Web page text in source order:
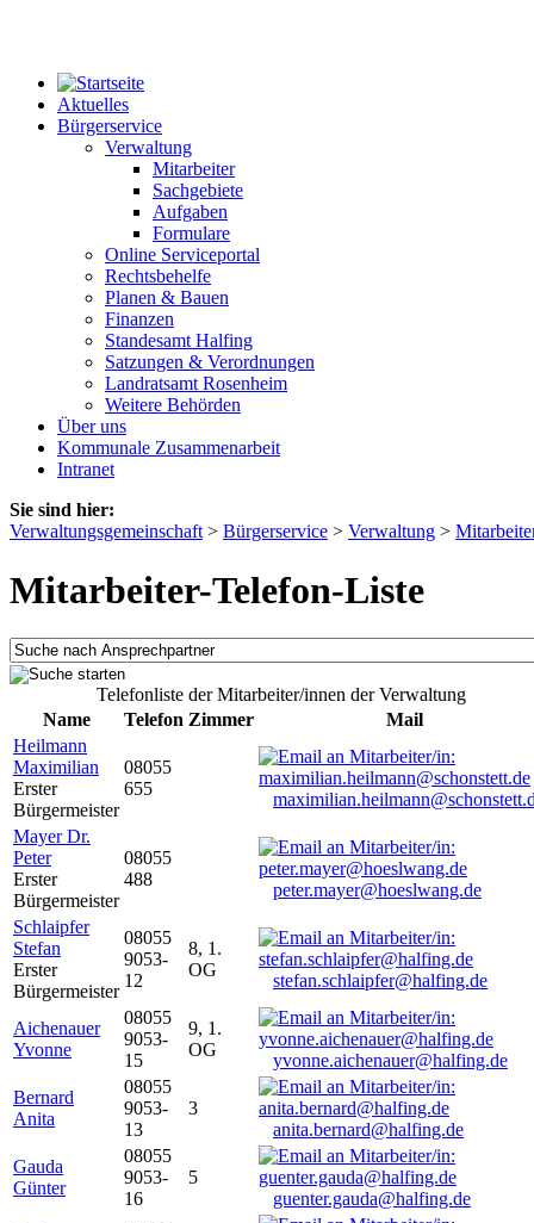
Aktuelles
Bürgerservice
Verwaltung
Mitarbeiter
Sachgebiete
Aufgaben
Formulare
Online Serviceportal
Rechtsbehelfe
Planen & Bauen
Finanzen
Standesamt Halfing
Satzungen & Verordnungen
Landratsamt Rosenheim
Weitere Behörden
Über uns
Kommunale Zusammenarbeit
Intranet
Sie sind hier:
Verwaltungsgemeinschaft > Bürgerservice > Verwaltung >
Mitarbeiter-Telefon-Liste
Telefonliste der Mitarbeiter/innen der Verwaltung
Name
Telefon Zimmer
Mail
Heilmann
Maximilian
Erster
Bürgermeister
08055
655
Mayer Dr.
Peter
Erster
Bürgermeister
08055
488
peter.mayer@hoeslwang.de
Schlaipfer
Stefan
Erster
Bürgermeister
08055
9053-
12
8, 1.
OG
stefan.schlaipfer@halfing.de
Aichenauer
Yvonne
08055
9053-
15
9, 1.
OG
yvonne.aichenauer@halfing.de
Bernard
Anita
08055
9053-
13
3
anita.bernard@halfing.de
Gauda
Günter
08055
9053-
16
5
guenter.gauda@halfing.de